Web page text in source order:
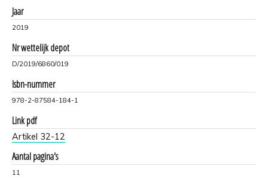
Jaar
2019
Nr wettelijk depot
D/2019/6860/019
Isbn-nummer
978-2-87584-184-1
Link pdf
Artikel 32-12
Aantal pagina's
11